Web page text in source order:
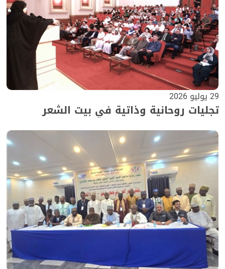
29 يوليو 2026
تجليات روحانية وذاتية في بيت الشعر